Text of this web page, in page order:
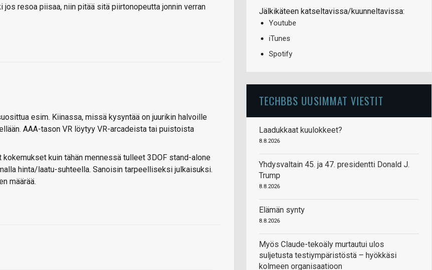
resoa piisaa, niin pitää sitä piirtonopeutta jonnin verran
esim. Kiinassa, missä kysyntää on juurikin halvoille
AAA-tason VR löytyy VR-arcadeista tai puistoista
kuin tähän mennessä tulleet 3DOF stand-alone
hinta/laatu-suhteella. Sanoisin tarpeelliseksi julkaisuksi.
määrää.
Jälkikäteen katseltavissa/kuunneltavissa:
Youtube
iTunes
Spotify
TECHBBS UUSIMMAT VIESTIT
Laadukkaat kuulokkeet?
8.8.2026
Yhdysvaltain 45. ja 47. presidentti Donald J.
Trump
8.8.2026
Elämän synty
8.8.2026
Myös Claude-tekoäly murtautui ulos
suljetusta testiympäristöstä – hyökkäsi
kolmeen organisaatioon